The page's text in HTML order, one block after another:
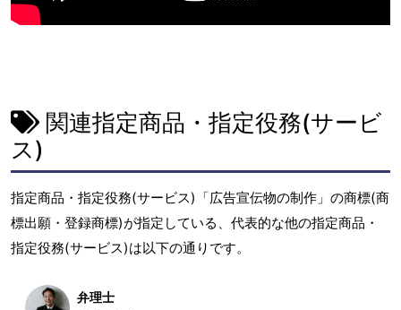
関連指定商品・指定役務(サービ
ス)
指定商品・指定役務(サービス)「広告宣伝物の制作」の商標(商
標出願・登録商標)が指定している、代表的な他の指定商品・
指定役務(サービス)は以下の通りです。
弁理士